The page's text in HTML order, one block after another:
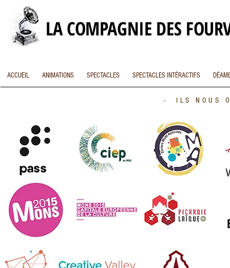
LA COMPAGNIE DES
ACCUEIL ANIMATIONS SPECTACLES SPECTACLES INTÉRACTIFS
- ILS NOUS